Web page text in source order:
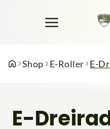
Shop E-Roller E-
E-